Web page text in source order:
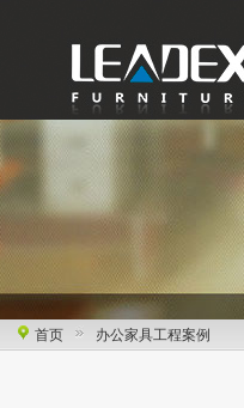
首页 办公家具工程案例